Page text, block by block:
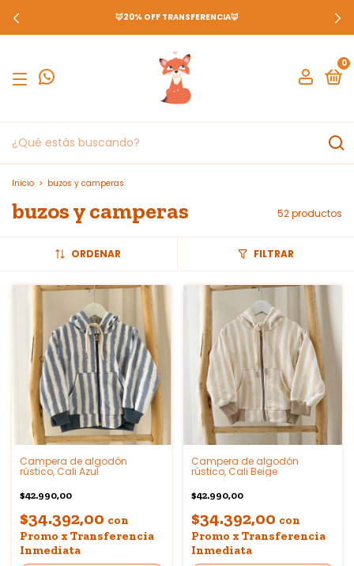
🔥3 & 6 CUOTAS SIN INTERÉS SIN MINIMOS🔥
0
Inicio > buzos y camperas
buzos y camperas 52 productos
ORDENAR FILTRAR
Campera de algodón
rústico, Cali Azul
$42.990,00
$34.392,00 con
Promo x Transferencia
Inmediata
Campera de algodón
rústico, Cali Beige
$42.990,00
$34.392,00 con
Promo x Transferencia
Inmediata